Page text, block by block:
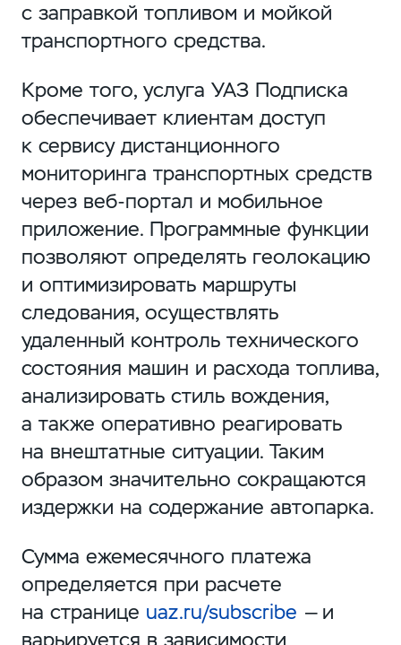
с заправкой топливом и мойкой
транспортного средства.
Кроме того, услуга УАЗ Подписка
обеспечивает клиентам доступ
к сервису дистанционного
мониторинга транспортных средств
через веб-портал и мобильное
приложение. Программные функции
позволяют определять геолокацию
и оптимизировать маршруты
следования, осуществлять
удаленный контроль технического
состояния машин и расхода топлива,
анализировать стиль вождения,
а также оперативно реагировать
на внештатные ситуации. Таким
образом значительно сокращаются
издержки на содержание автопарка.
Сумма ежемесячного платежа
определяется при расчете
на странице uaz.ru/subscribe — и